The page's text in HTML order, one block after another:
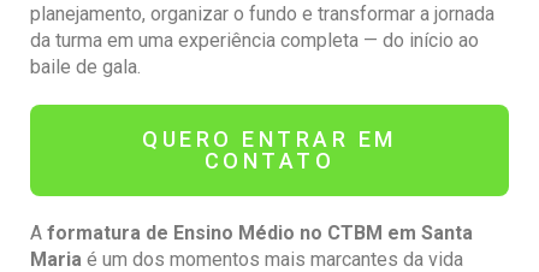
planejamento, organizar o fundo e transformar a jornada
da turma em uma experiência completa — do início ao
baile de gala.
QUERO ENTRAR EM
CONTATO
A formatura de Ensino Médio no CTBM em Santa
Maria é um dos momentos mais marcantes da vida